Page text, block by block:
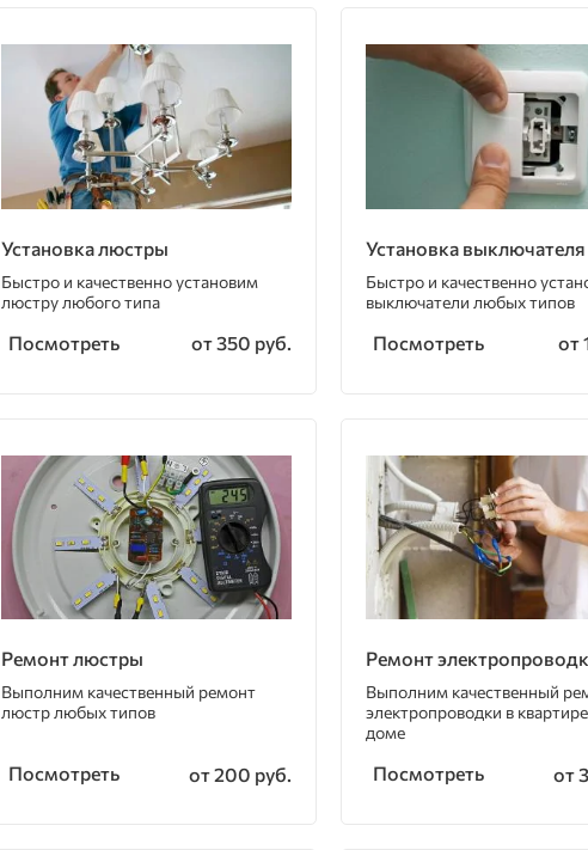
Установка люстры
Быстро и качественно установим
люстру любого типа
Посмотреть от 350 руб.
Установка выключателя
Быстро и качественно
выключатели любых типов
Посмотреть от
Ремонт люстры
Выполним качественный ремонт
люстр любых типов
Посмотреть от 200 руб.
Ремонт
Выполним качественный
электропроводки в
доме
Посмотреть от